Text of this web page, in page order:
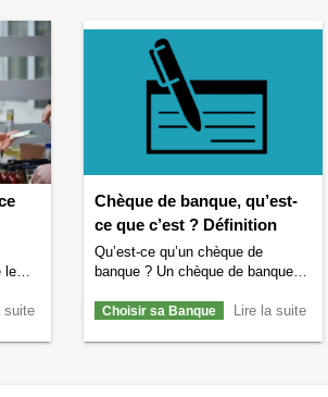
le
suite
Chèque de banque, qu’est-
ce que c’est ? Définition
Qu’est-ce qu’un chèque de
banque ? Un chèque de banque
la banque elle-même au profit d’un
Lire la suite
Choisir sa Banque